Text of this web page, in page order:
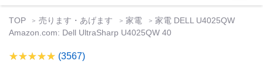
TOP 売ります・あげます 家電
家電 DELL U4025QW
Amazon.com: Dell UltraSharp U4025QW 40
(3567)